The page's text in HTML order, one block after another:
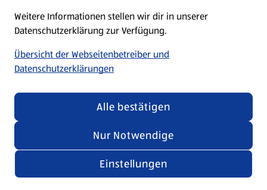
Hilfe & Kontakt
(öffnet in einem neuen Tab)
Unternehmen
Folge uns hier:
Jetzt die ALDI SÜD App downloaden
Weitere Informationen stellen wir dir in unserer
Datenschutzerklärung zur Verfügung.
Übersicht der Webseitenbetreiber und
Datenschutzerklärungen
Einstellungen
Nur Notwendige
Alle bestätigen